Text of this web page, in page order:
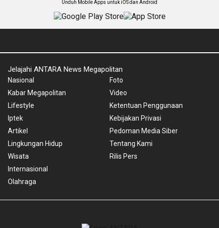
Unduh Mobile Apps untuk iOS dan Android
Jelajahi ANTARA News Megapolitan
Nasional
Kabar Megapolitan
Lifestyle
Iptek
Artikel
Lingkungan Hidup
Wisata
Internasional
Olahraga
Foto
Video
Ketentuan Penggunaan
Kebijakan Privasi
Pedoman Media Siber
Tentang Kami
Rilis Pers